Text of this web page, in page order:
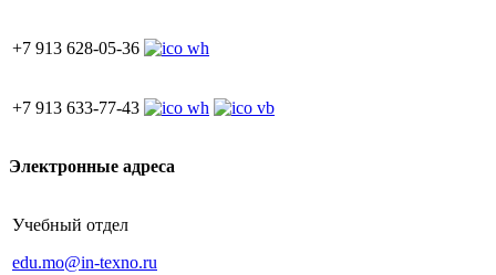
+7 913 628-05-36
+7 913 633-77-43
Электронные адреса
Учебный отдел
edu.mo@in-texno.ru